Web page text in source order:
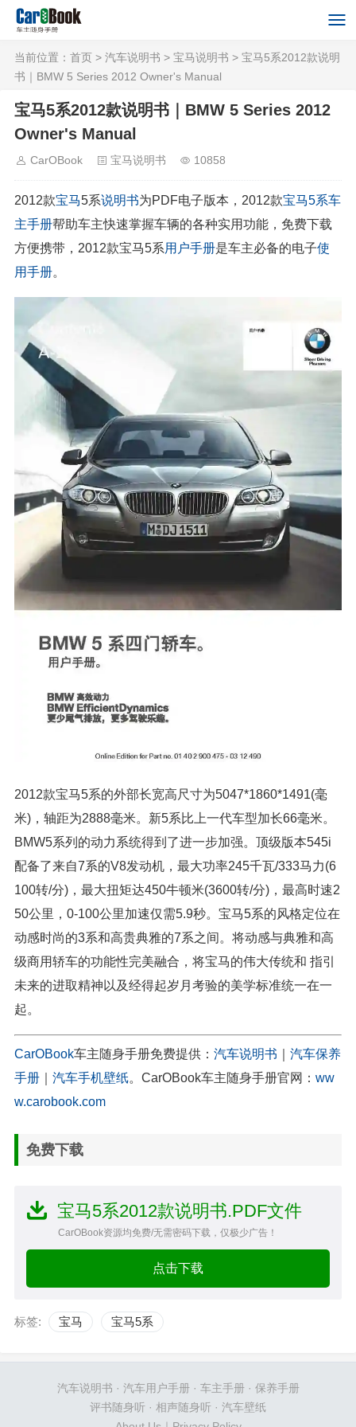
当前位置： 首页 > 汽车说明书 > 宝马说明书 > 宝马5系2012款说明
书｜BMW 5 Series 2012 Owner's Manual
宝马5系2012款说明书｜BMW 5 Series 2012
Owner's Manual
CarOBook 宝马说明书 10858
2012款宝马5系说明书为PDF电子版本，2012款宝马5系车
主手册帮助车主快速掌握车辆的各种实用功能，免费下载
方便携带，2012款宝马5系用户手册是车主必备的电子使
用手册。
2012款宝马5系的外部长宽高尺寸为5047*1860*1491(毫
米)，轴距为2888毫米。新5系比上一代车型加长66毫米。
BMW5系列的动力系统得到了进一步加强。顶级版本545i
配备了来自7系的V8发动机，最大功率245千瓦/333马力(6
100转/分)，最大扭矩达450牛顿米(3600转/分)，最高时速2
50公里，0-100公里加速仅需5.9秒。宝马5系的风格定位在
动感时尚的3系和高贵典雅的7系之间。将动感与典雅和高
级商用轿车的功能性完美融合，将宝马的伟大传统和 指引
未来的进取精神以及经得起岁月考验的美学标准统一在一
起。
CarOBook车主随身手册免费提供： 汽车说明书
汽车保养
手册
汽车手机壁纸。CarOBook车主随身手册官网： ww
w.carobook.com
免费下载
宝马5系2012款说明书.PDF文件
CarOBook资源均免费/无需密码下载，仅极少广告！
点击下载
标签: 宝马 宝马5系
汽车说明书 · 汽车用户手册· 车主手册· 保养手册
评书随身听 · 相声随身听 · 汽车壁纸